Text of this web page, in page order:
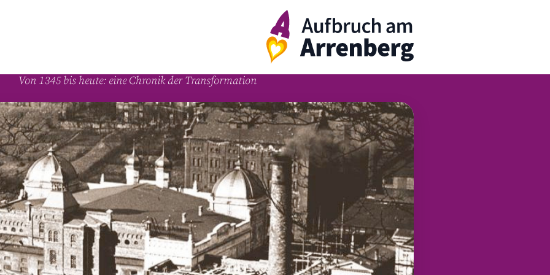
ArrenbergApp
Von 1345 bis heute: eine Chronik der Transformation